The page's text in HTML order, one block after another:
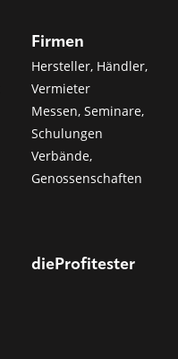
Firmen
Hersteller, Händler,
Vermieter
Messen, Seminare,
Schulungen
Verbände,
Genossenschaften
dieProfitester